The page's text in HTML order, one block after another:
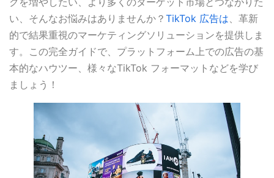
い、そんなお悩みはありませんか？ TikTok 広告は、革新
的で結果重視のマーケティングソリューションを提供しま
す。この完全ガイドで、プラットフォーム上での広告の基
本的なハウツー、様々なTikTok フォーマットなどを学び
ましょう！